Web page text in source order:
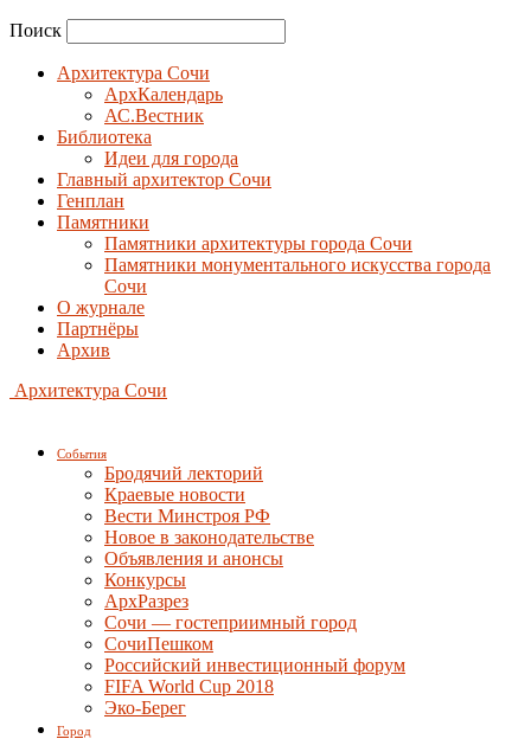
Поиск
Архитектура Сочи
АрхКалендарь
АС.Вестник
Библиотека
Идеи для города
Главный архитектор Сочи
Генплан
Памятники
Памятники архитектуры города Сочи
Памятники монументального искусства города
Сочи
О журнале
Партнёры
Архив
Архитектура Сочи
События
Бродячий лекторий
Краевые новости
Вести Минстроя РФ
Новое в законодательстве
Объявления и анонсы
Конкурсы
АрхРазрез
Сочи — гостеприимный город
СочиПешком
Российский инвестиционный форум
FIFA World Cup 2018
Эко-Берег
Город